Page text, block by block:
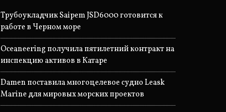
Трубоукладчик Saipem JSD6000 готовится к
работе в Черном море
Oceaneering получила пятилетний контракт на
инспекцию активов в Катаре
Damen поставила многоцелевое судно Leask
Marine для мировых морских проектов